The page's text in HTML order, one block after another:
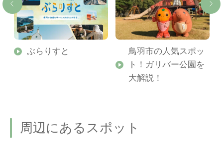
ぶらりすと
鳥羽市の人気スポッ
ト！ガリバー公園を
大解説！
周辺にあるスポット